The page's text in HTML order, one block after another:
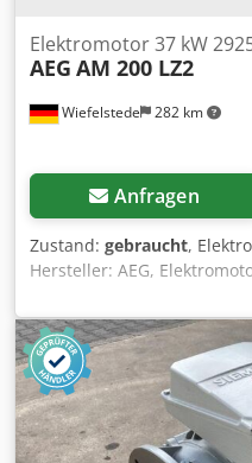
Wiefelstede 282 km
Elektromotor 37 kW
AEG AM 200 LZ2
Anfragen
Zustand: gebraucht,
Hersteller: AEG,
kW -Drehzahl: 2925 U/min
Bauform: B3 Cedst Dri
735/480/H410 mm -Gewicht: